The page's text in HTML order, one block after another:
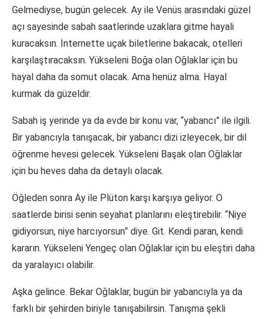
Gelmediyse, bugün gelecek. Ay ile Venüs arasındaki güzel
açı sayesinde sabah saatlerinde uzaklara gitme hayali
kuracaksın. İnternette uçak biletlerine bakacak, otelleri
karşılaştıracaksın. Yükseleni Boğa olan Oğlaklar için bu
hayal daha da somut olacak. Ama henüz alma. Hayal
kurmak da güzeldir.
Sabah iş yerinde ya da evde bir konu var, “yabancı” ile ilgili.
Bir yabancıyla tanışacak, bir yabancı dizi izleyecek, bir dil
öğrenme hevesi gelecek. Yükseleni Başak olan Oğlaklar
için bu heves daha da detaylı olacak.
Öğleden sonra Ay ile Plüton karşı karşıya geliyor. O
saatlerde birisi senin seyahat planlarını eleştirebilir. “Niye
gidiyorsun, niye harcıyorsun” diye. Git. Kendi paran, kendi
kararın. Yükseleni Yengeç olan Oğlaklar için bu eleştiri daha
da yaralayıcı olabilir.
Aşka gelince. Bekar Oğlaklar, bugün bir yabancıyla ya da
farklı bir şehirden biriyle tanışabilirsin. Tanışma şekli